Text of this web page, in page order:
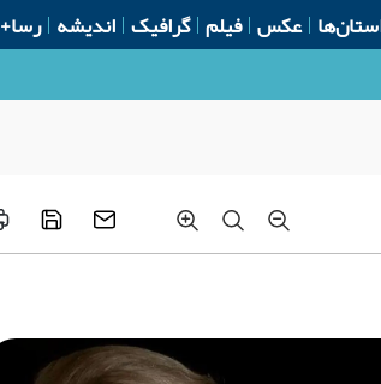
عکس فیلم گرافیک اندیشه رسا+